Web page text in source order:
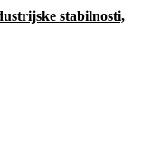
stabilnosti,